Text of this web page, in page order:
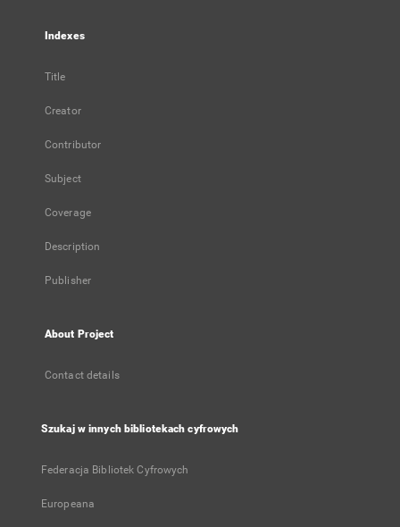
Indexes
Title
Creator
Contributor
Subject
Coverage
Description
Publisher
About Project
Contact details
Szukaj w innych bibliotekach cyfrowych
Federacja Bibliotek Cyfrowych
Europeana